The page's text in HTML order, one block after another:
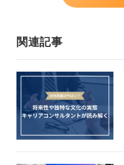
関連記事